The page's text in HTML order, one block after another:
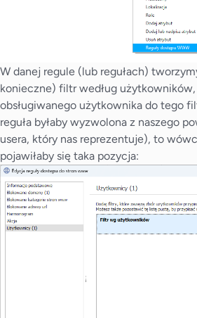
W danej regule (lub regułach)
konieczne) filtr według użytkowników,
obsługiwanego użytkownika do tego
reguła byłaby wyzwolona z naszego
usera, który nas reprezentuje), to
pojawiłaby się taka pozycja: